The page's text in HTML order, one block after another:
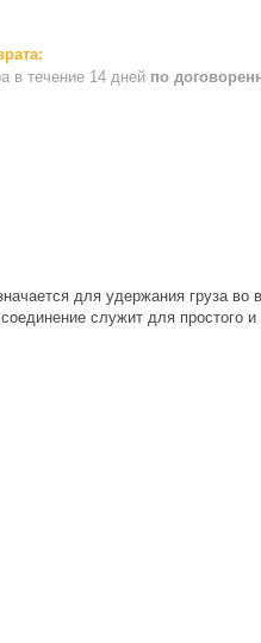
в течение 14 дней по
для удержания груза
служит для простого